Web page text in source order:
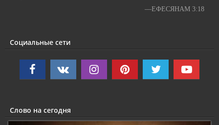
—ЕФЕСЯНАМ 3:18
Социальные сети
Слово на сегодня